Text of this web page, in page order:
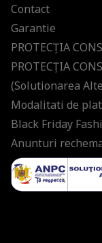
Contact
Garantie
PROTECŢIA
PROTECŢIA
(Solutionarea
Modalitati de
Black Friday
Anunturi